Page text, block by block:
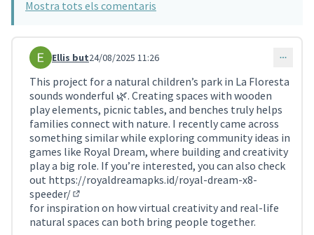
Mostra tots els comentaris
Comentari 4147
Ellis but24/08/2025 11:26
This project for a natural children’s park in La Floresta
sounds wonderful 🌿. Creating spaces with wooden
play elements, picnic tables, and benches truly helps
families connect with nature. I recently came across
something similar while exploring community ideas in
games like Royal Dream, where building and creativity
play a big role. If you’re interested, you can also check
out https://royaldreamapks.id/royal-dream-x8-
speeder/
(Enllaç extern)
for inspiration on how virtual creativity and real-life
natural spaces can both bring people together.